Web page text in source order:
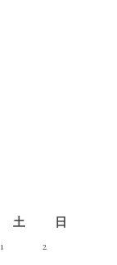
土
日
1
2